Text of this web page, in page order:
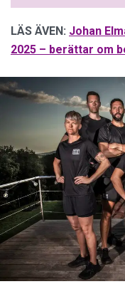
LÄS ÄVEN: Johan
2025 – berättar om